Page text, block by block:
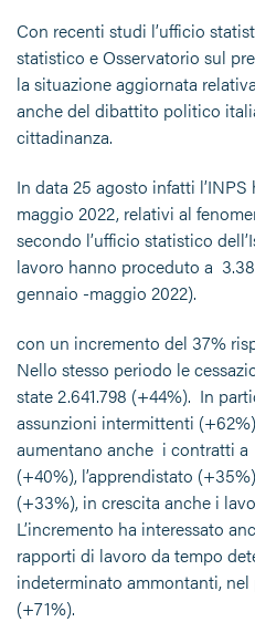
Con recenti studi l’ufficio
statistico e Osservatorio sul
la situazione aggiornata
anche del dibattito politico
cittadinanza.
In data 25 agosto infatti
maggio 2022, relativi al
secondo l’ufficio statistico
lavoro hanno proceduto a
gennaio -maggio 2022).
con un incremento del 37%
Nello stesso periodo le
state 2.641.798 (+44%). In
assunzioni intermittenti
aumentano anche i contratti
(+40%), l’apprendistato
(+33%), in crescita anche i
L’incremento ha interessato
rapporti di lavoro da tempo
indeterminato ammontanti, nel
(+71%).